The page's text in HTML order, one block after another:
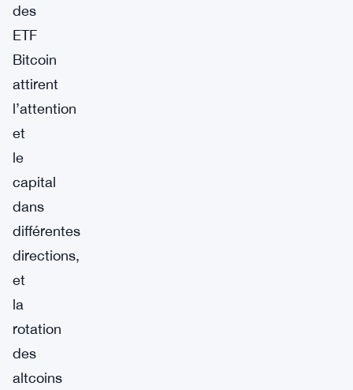
des
ETF
Bitcoin
attirent
l’attention
et
le
capital
dans
différentes
directions,
et
la
rotation
des
altcoins